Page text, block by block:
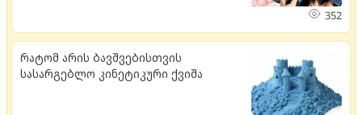
352
რატომ არის ბავშვებისთვის
სასარგებლო კინეტიკური ქვიშა